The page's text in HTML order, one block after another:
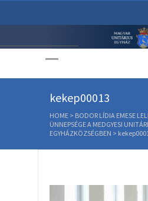
Unitárius
kekep00013
HOME > BODOR LÍDIA EMESE
ÜNNEPSÉGE A MEDGYESI
EGYHÁZKÖZSÉGBEN >